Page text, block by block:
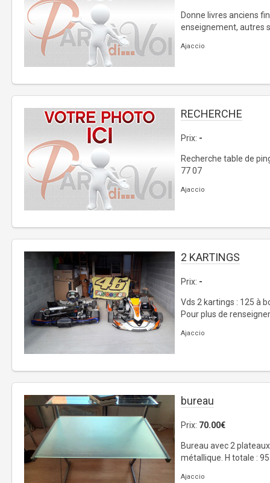
Donne livres anciens
enseignement, autres
Ajaccio
RECHERCHE
Prix: -
Recherche table de
77 07
Ajaccio
2 KARTINGS
Prix: -
Vds 2 kartings : 125 à
Pour plus de
Ajaccio
bureau
Prix: 70.00€
Bureau avec 2
métallique. H totale : 95
Ajaccio